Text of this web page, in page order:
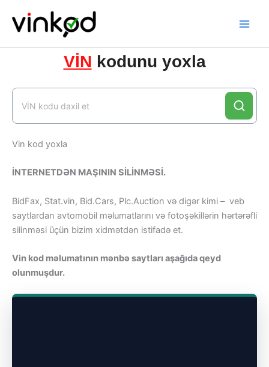
content
VİN kodunu yoxla
Vin kod yoxla
İNTERNETDƏN MAŞININ SİLİNMƏSİ.
BidFax, Stat.vin, Bid.Cars, Plc.Auction və digər kimi – veb
saytlardan avtomobil məlumatlarını və fotoşəkillərin hərtərəfli
silinməsi üçün bizim xidmətdən istifadə et.
Vin kod məlumatının mənbə saytları aşağıda qeyd
olunmuşdur.